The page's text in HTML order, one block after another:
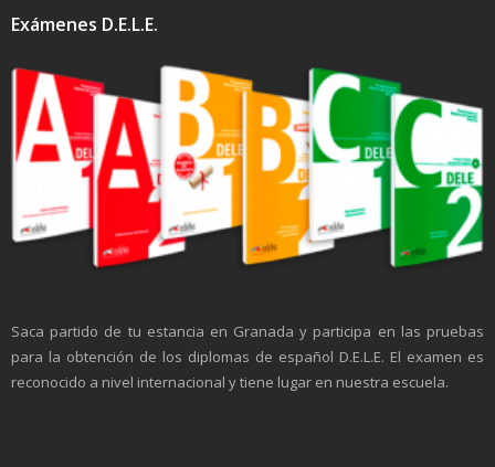
Exámenes D.E.L.E.
Saca partido de tu estancia en Granada y participa en las pruebas
para la obtención de los diplomas de español D.E.L.E. El examen es
reconocido a nivel internacional y tiene lugar en nuestra escuela.